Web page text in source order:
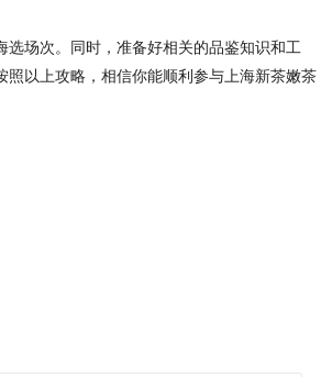
场次。同时，准备好相关的品鉴知识和工
以上攻略，相信你能顺利参与上海新茶嫩茶